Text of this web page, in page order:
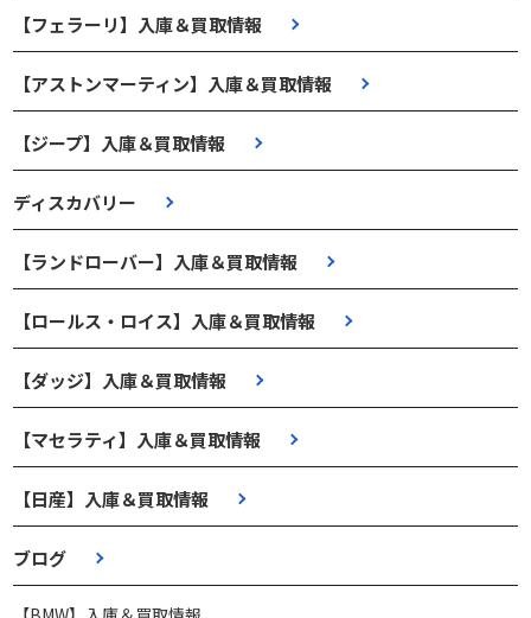
【フェラーリ】入庫＆買取情報
【アストンマーティン】入庫＆買取情報
【ジープ】入庫＆買取情報
ディスカバリー
【ランドローバー】入庫＆買取情報
【ロールス・ロイス】入庫＆買取情報
【ダッジ】入庫＆買取情報
【マセラティ】入庫＆買取情報
【日産】入庫＆買取情報
ブログ